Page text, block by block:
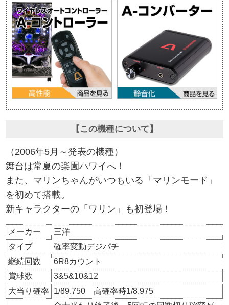
【この機種について】
（2006年5月～発表の機種）
舞台は常夏の楽園ハワイへ！
また、マリンちゃんがいつもいる「マリンモード」
を初めて搭載。
新キャラクターの「ワリン」も初登場！
メーカー
三洋
タイプ
確率変動デジパチ
継続回数
6R8カウント
賞球数
3&5&10&12
大当り確率 1/89.750 高確率時1/8.975